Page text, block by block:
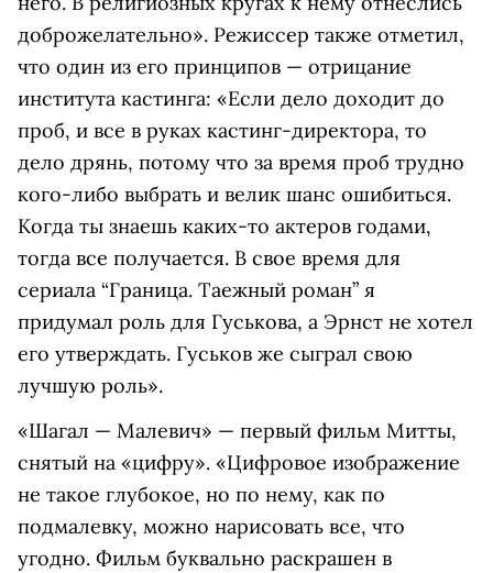
доброжелательно». Режиссер также отметил,
что один из его принципов — отрицание
института кастинга: «Если дело доходит до
проб, и все в руках кастинг-директора, то
дело дрянь, потому что за время проб трудно
кого-либо выбрать и велик шанс ошибиться.
Когда ты знаешь каких-то актеров годами,
тогда все получается. В свое время для
сериала “Граница. Таежный роман” я
придумал роль для Гуськова, а Эрнст не хотел
его утверждать. Гуськов же сыграл свою
лучшую роль».
«Шагал — Малевич» — первый фильм Митты,
снятый на «цифру». «Цифровое изображение
не такое глубокое, но по нему, как по
подмалевку, можно нарисовать все, что
угодно. Фильм буквально раскрашен в